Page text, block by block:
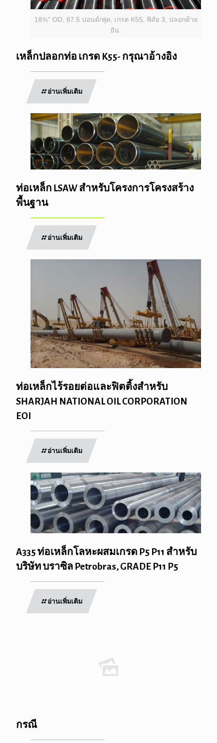
18⅝" OD, 87.5 ปอนด์/ฟุต, เกรด K55, พิสัย 3, ปลอกด้าย
ยัน.
เหล็กปลอกท่อ เกรด K55- กรุณาอ้างอิง
อ่านเพิ่มเติม
ท่อเหล็ก LSAW สำหรับโครงการโครงสร้าง
พื้นฐาน
อ่านเพิ่มเติม
ท่อเหล็กไร้รอยต่อและฟิตติ้งสำหรับ
SHARJAH NATIONAL OIL CORPORATION
EOI
อ่านเพิ่มเติม
A335 ท่อเหล็กโลหะผสมเกรด P5 P11 สำหรับ
บริษัท บราซิล Petrobras, GRADE P11 P5
อ่านเพิ่มเติม
กรณี